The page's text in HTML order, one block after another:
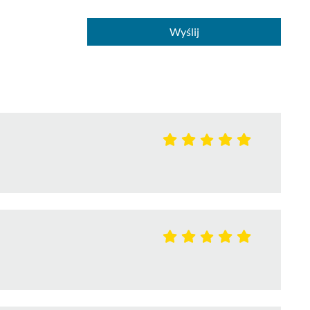
Wyślij